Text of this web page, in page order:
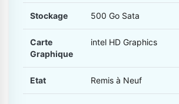
Stockage 500 Go Sata
Carte
Graphique
intel HD Graphics
Etat Remis à Neuf